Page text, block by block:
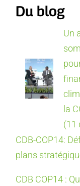
Du blog
Un
la
(11
CDB-COP14:
plans
CDB COP14 :